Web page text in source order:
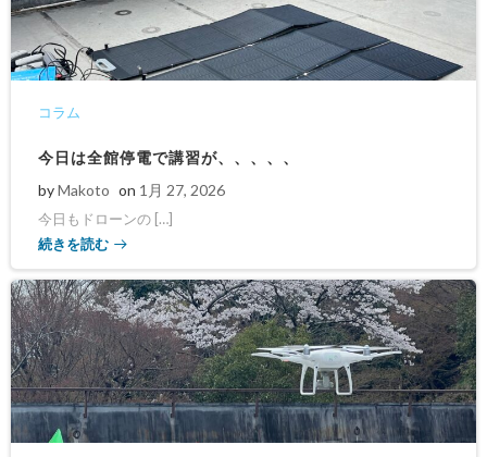
コラム
今日は全館停電で講習が、、、、、
byMakoto on 1月 27, 2026
今日もドローンの […]
続きを読む